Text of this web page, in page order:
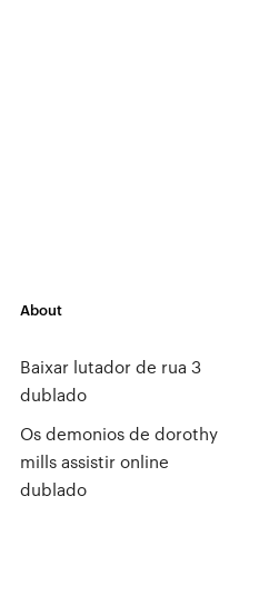
About
Baixar lutador de rua 3
dublado
Os demonios de dorothy
mills assistir online
dublado